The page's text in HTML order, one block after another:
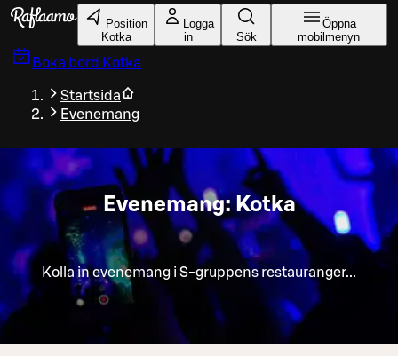
Gå till huvudinnehållet
Position
Kotka
Logga
in
Sök
Öppna
mobilmenyn
Boka bord Kotka
Startsida
Evenemang
Evenemang: Kotka
Kolla in evenemang i S-gruppens restauranger...